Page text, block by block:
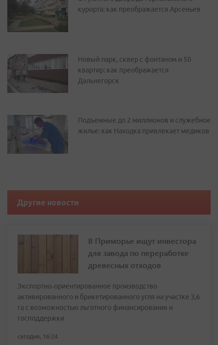
курорта: как преображается Арсеньев
Новый парк, сквер с фонтаном и 50
квартир: как преображается
Дальнегорск
Подъемные до 2 миллионов и служебное
жилье: как Находка привлекает медиков
Другие новости
В Приморье ищут инвестора
для завода по переработке
древесных отходов
Экспортно‑ориентированное производство
активированного и брикетированного угля на участке 3,6
га с возможностью льготного финансирования и
господдержки
сегодня, 16:24